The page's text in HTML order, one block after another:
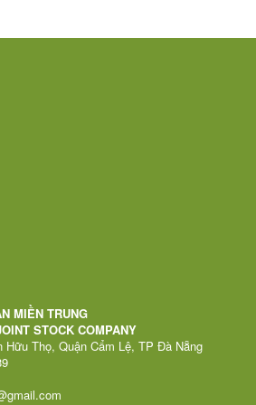
MIỀN TRUNG
STOCK COMPANY
Hữu Thọ, Quận Cẩm Lệ, TP Đà Nẵng